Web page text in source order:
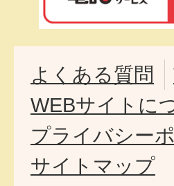
よくある質問
WEBサイトに
プライバシー
サイトマップ